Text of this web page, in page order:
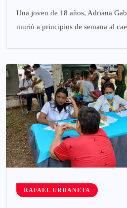
Una joven de 18 años, Adriana
murió a principios de semana al
RAFAEL URDANETA